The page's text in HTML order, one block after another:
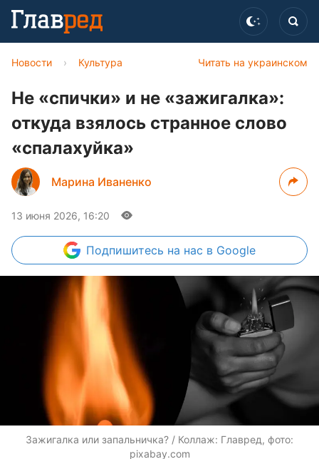
Читать на украинском
Новости › Культура
Не «спички» и не «зажигалка»:
откуда взялось странное слово
«спалахуйка»
Марина Иваненко
13 июня 2026, 16:20
Подпишитесь на нас в Google
Зажигалка или запальничка? / Коллаж: Главред, фото:
pixabay.com